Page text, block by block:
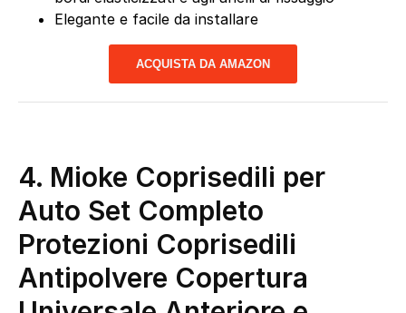
Elegante e facile da installare
ACQUISTA DA AMAZON
4. Mioke Coprisedili per
Auto Set Completo
Protezioni Coprisedili
Antipolvere Copertura